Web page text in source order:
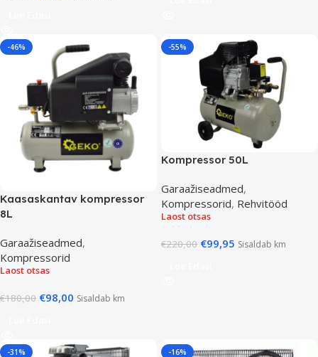
-46%
Kaasaskantav kompressor
8L
Garaažiseadmed,
Kompressorid
Laost otsas
€180,00 €98,00 Sisaldab km
-55%
Kompressor 50L
Garaažiseadmed,
Kompressorid, Rehvitööd
Laost otsas
€220,00 €99,95 Sisaldab km
-31% -16%